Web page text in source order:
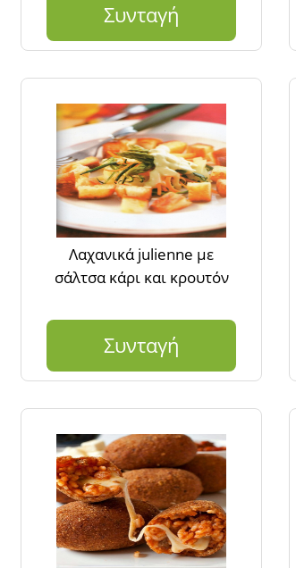
Συνταγή
Λαχανικά julienne με
σάλτσα κάρι και κρουτόν
Συνταγή